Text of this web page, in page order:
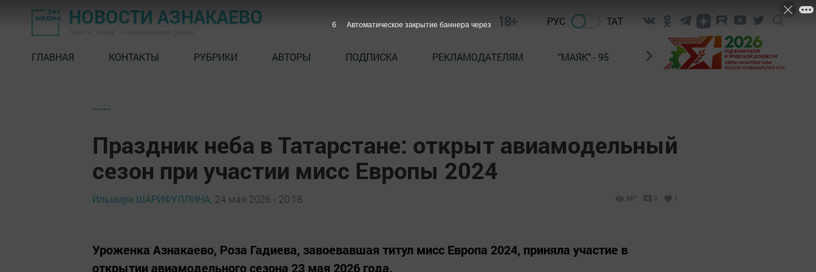
НОВОСТИ АЗНАКАЕВО 18+ РУС ТАТ
ГЛАВНАЯ КОНТАКТЫ РУБРИКИ АВТОРЫ ПОДПИСКА РЕКЛАМОДАТЕЛЯМ "МАЯК" - 95 "ГУЛЬСТАН" НАШ ПОЧТАЛЬОН
-----
Праздник неба в Татарстане: открыт авиамодельный
сезон при участии мисс Европы 2024
Ильмира ШАРИФУЛЛИНА, 24 мая 2026 - 20:18 397 0 1
Уроженка Азнакаево, Роза Гадиева, завоевавшая титул мисс Европа 2024, приняла участие в
открытии авиамодельного сезона 23 мая 2026 года.
5 Автоматическое закрытие баннера через